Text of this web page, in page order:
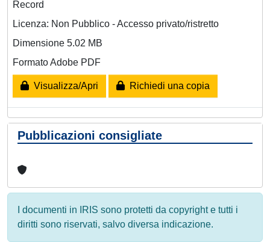
Record
Licenza: Non Pubblico - Accesso privato/ristretto
Dimensione 5.02 MB
Formato Adobe PDF
Visualizza/Apri Richiedi una copia
Pubblicazioni consigliate
I documenti in IRIS sono protetti da copyright e tutti i
diritti sono riservati, salvo diversa indicazione.